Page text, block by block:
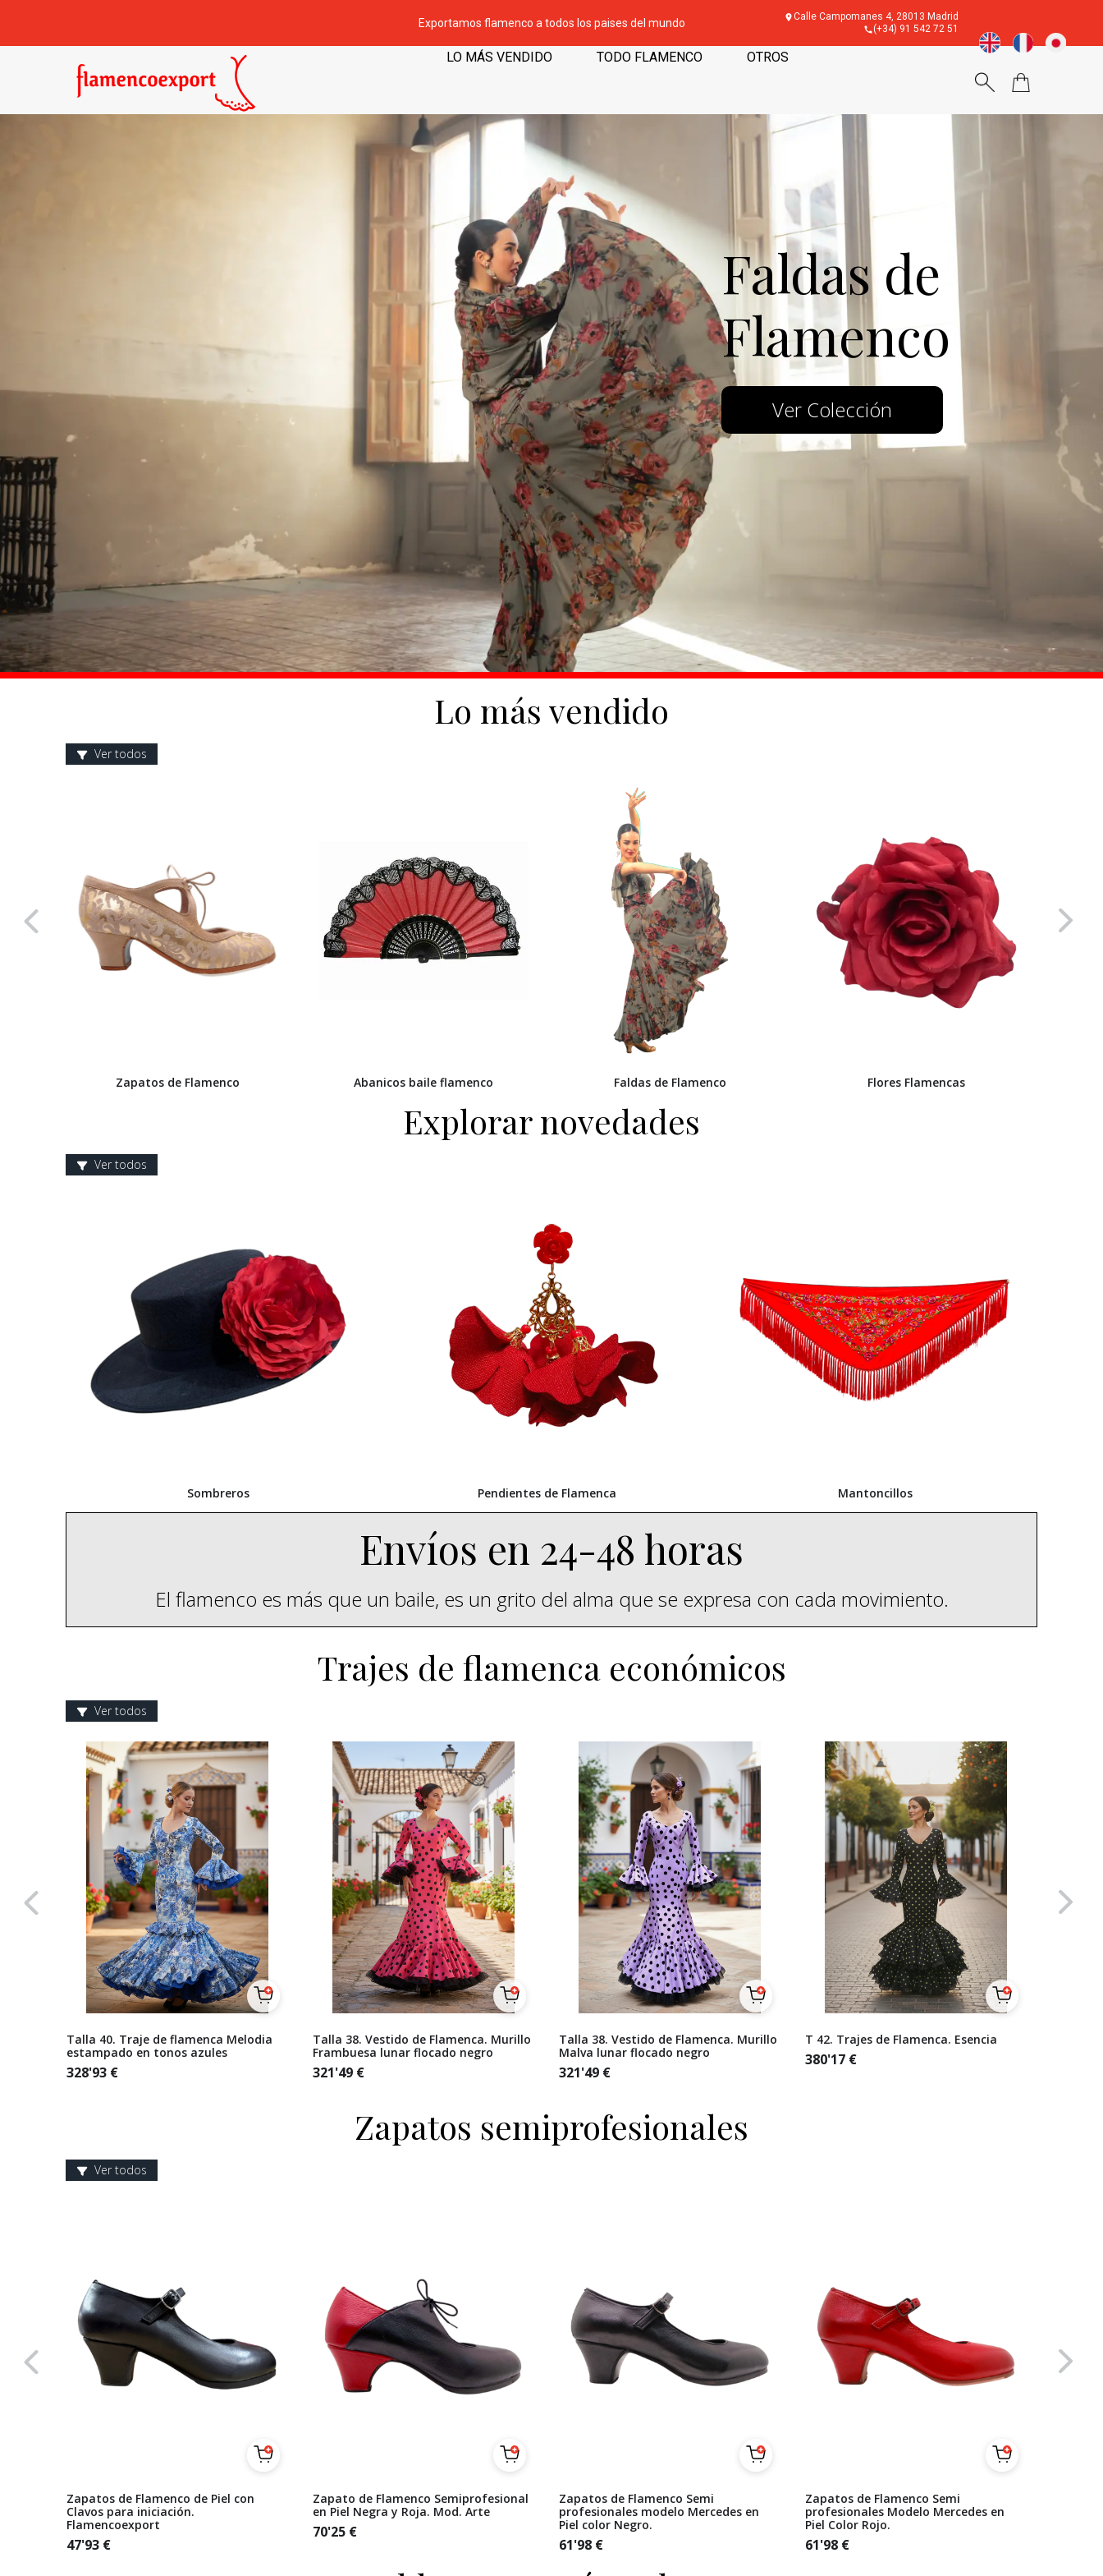
Exportamos flamenco a todos los paises del mundo
Calle Campomanes 4, 28013 Madrid
(+34) 91 542 72 51
LO MÁS VENDIDO TODO FLAMENCO OTROS
Lo más vendido
Ver todos
Zapatos de Flamenco Abanicos baile flamenco Faldas de Flamenco Flores Flamencas
Explorar novedades
Ver todos
Sombreros Pendientes de Flamenca Mantoncillos
Envíos en 24-48 horas
El flamenco es más que un baile, es un grito del alma que se expresa con cada movimiento.
Trajes de flamenca económicos
Ver todos
Talla 40. Traje de flamenca Melodia
estampado en tonos azules
328'93 €
Talla 38. Vestido de Flamenca. Murillo
Frambuesa lunar flocado negro
321'49 €
Talla 38. Vestido de Flamenca. Murillo
Malva lunar flocado negro
321'49 €
T 42. Trajes de Flamenca. Esencia
380'17 €
Zapatos semiprofesionales
Ver todos
Zapatos de Flamenco de Piel con
Clavos para iniciación.
Flamencoexport
47'93 €
Zapato de Flamenco Semiprofesional
en Piel Negra y Roja. Mod. Arte
70'25 €
Zapatos de Flamenco Semi
profesionales modelo Mercedes en
Piel color Negro.
61'98 €
Zapatos de Flamenco Semi
profesionales Modelo Mercedes en
Piel Color Rojo.
61'98 €